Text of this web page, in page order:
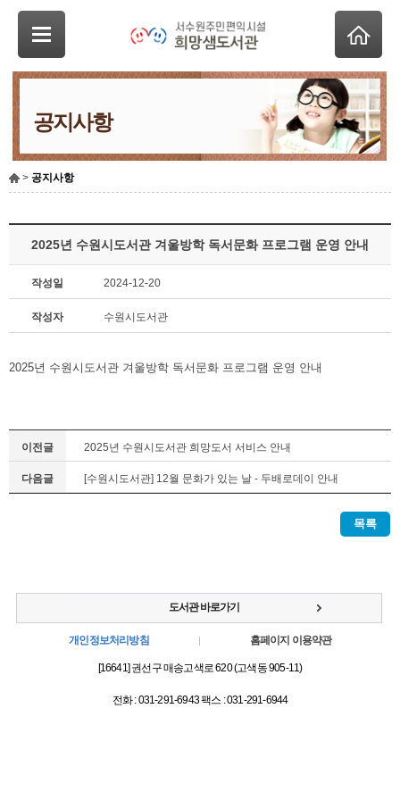
> 공지사항
공지사항
2025년 수원시도서관 겨울방학 독서문화 프로그램 운영 안내
작성일 2024-12-20
작성자 수원시도서관
2025년 수원시도서관 겨울방학 독서문화 프로그램 운영 안내
이전글 2025년 수원시도서관 희망도서 서비스 안내
다음글 [수원시도서관] 12월 문화가 있는 날 - 두배로데이 안내
목록
개인정보처리방침 홈페이지 이용약관
[16641] 권선구 매송고색로 620 (고색동 905-11)
전화 : 031-291-6943 팩스 : 031-291-6944
도서관 바로가기